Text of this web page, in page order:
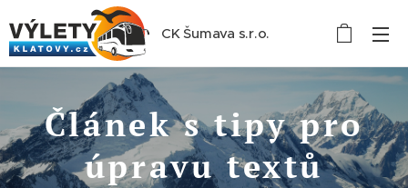
CK Šumava s.r.o.
Článek s tipy pro
úpravu textů